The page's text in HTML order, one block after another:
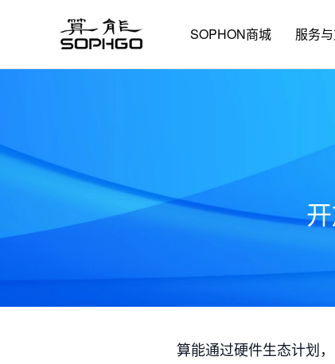
SOPHON商城 服务
算能通过硬件生态计划